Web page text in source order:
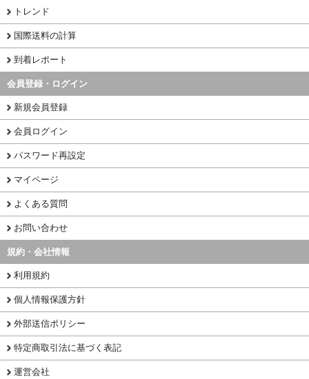
トレンド
国際送料の計算
到着レポート
会員登録・ログイン
新規会員登録
会員ログイン
パスワード再設定
マイページ
よくある質問
お問い合わせ
規約・会社情報
利用規約
個人情報保護方針
外部送信ポリシー
特定商取引法に基づく表記
運営会社